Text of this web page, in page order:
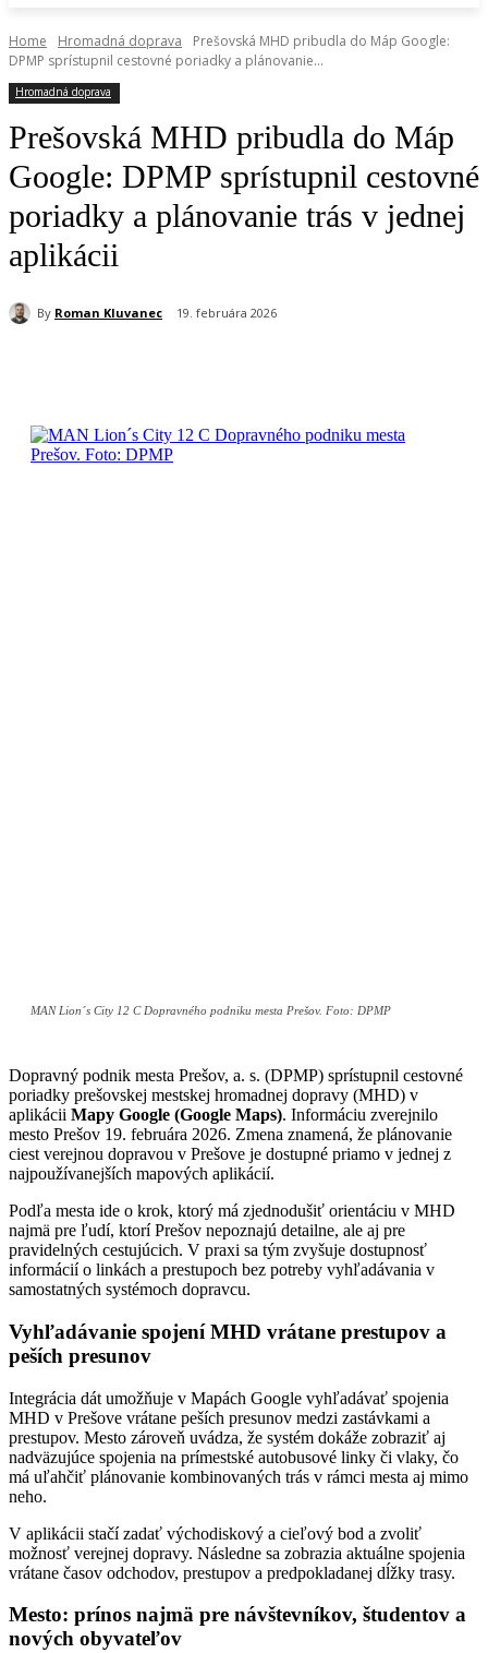
Home Hromadná doprava
Prešovská MHD pribudla do Máp Google:
DPMP sprístupnil cestovné poriadky a plánovanie...
Hromadná doprava
Prešovská MHD pribudla do Máp
Google: DPMP sprístupnil cestovné
poriadky a plánovanie trás v jednej
aplikácii
By Roman Kluvanec 19. februára 2026
MAN Lion´s City 12 C Dopravného podniku mesta Prešov. Foto: DPMP
Dopravný podnik mesta Prešov, a. s. (DPMP) sprístupnil cestovné
poriadky prešovskej mestskej hromadnej dopravy (MHD) v
aplikácii Mapy Google (Google Maps). Informáciu zverejnilo
mesto Prešov 19. februára 2026. Zmena znamená, že plánovanie
ciest verejnou dopravou v Prešove je dostupné priamo v jednej z
najpoužívanejších mapových aplikácií.
Podľa mesta ide o krok, ktorý má zjednodušiť orientáciu v MHD
najmä pre ľudí, ktorí Prešov nepoznajú detailne, ale aj pre
pravidelných cestujúcich. V praxi sa tým zvyšuje dostupnosť
informácií o linkách a prestupoch bez potreby vyhľadávania v
samostatných systémoch dopravcu.
Vyhľadávanie spojení MHD vrátane prestupov a
peších presunov
Integrácia dát umožňuje v Mapách Google vyhľadávať spojenia
MHD v Prešove vrátane peších presunov medzi zastávkami a
prestupov. Mesto zároveň uvádza, že systém dokáže zobraziť aj
nadväzujúce spojenia na prímestské autobusové linky či vlaky, čo
má uľahčiť plánovanie kombinovaných trás v rámci mesta aj mimo
neho.
V aplikácii stačí zadať východiskový a cieľový bod a zvoliť
možnosť verejnej dopravy. Následne sa zobrazia aktuálne spojenia
vrátane časov odchodov, prestupov a predpokladanej dĺžky trasy.
Mesto: prínos najmä pre návštevníkov, študentov a
nových obyvateľov